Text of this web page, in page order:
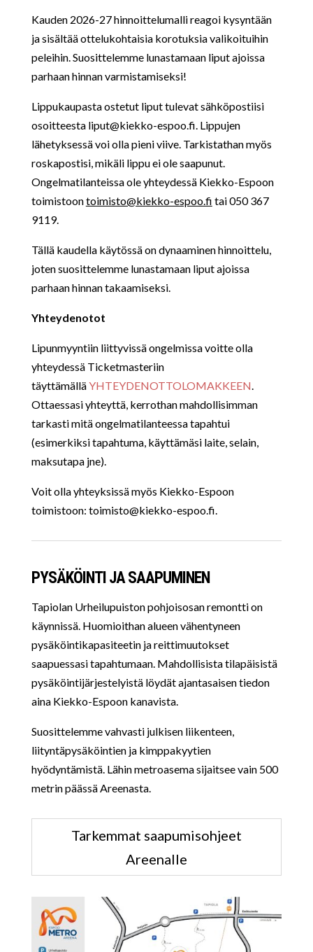
Kauden 2026-27 hinnoittelumalli reagoi kysyntään
ja sisältää ottelukohtaisia korotuksia valikoituihin
peleihin. Suosittelemme lunastamaan liput ajoissa
parhaan hinnan varmistamiseksi!
Lippukaupasta ostetut liput tulevat sähköpostiisi
osoitteesta liput@kiekko-espoo.fi. Lippujen
lähetyksessä voi olla pieni viive. Tarkistathan myös
roskapostisi, mikäli lippu ei ole saapunut.
Ongelmatilanteissa ole yhteydessä Kiekko-Espoon
toimistoontoimisto@kiekko-espoo.fi tai 050 367
9119.
Tällä kaudella käytössä on dynaaminen hinnoittelu,
joten suosittelemme lunastamaan liput ajoissa
parhaan hinnan takaamiseksi.
Yhteydenotot
Lipunmyyntiin liittyvissä ongelmissa voitte olla
yhteydessä Ticketmasteriin
täyttämälläYHTEYDENOTTOLOMAKKEEN.
Ottaessasi yhteyttä, kerrothan mahdollisimman
tarkasti mitä ongelmatilanteessa tapahtui
(esimerkiksi tapahtuma, käyttämäsi laite, selain,
maksutapa jne).
Voit olla yhteyksissä myös Kiekko-Espoon
toimistoon: toimisto@kiekko-espoo.fi.
PYSÄKÖINTI JA SAAPUMINEN
Tapiolan Urheilupuiston pohjoisosan remontti on
käynnissä. Huomioithan alueen vähentyneen
pysäköintikapasiteetin ja reittimuutokset
saapuessasi tapahtumaan. Mahdollisista tilapäisistä
pysäköintijärjestelyistä löydät ajantasaisen tiedon
aina Kiekko-Espoon kanavista.
Suosittelemme vahvasti julkisen liikenteen,
liityntäpysäköintien ja kimppakyytien
hyödyntämistä. Lähin metroasema sijaitsee vain 500
metrin päässä Areenasta.
Tarkemmat saapumisohjeet
Areenalle